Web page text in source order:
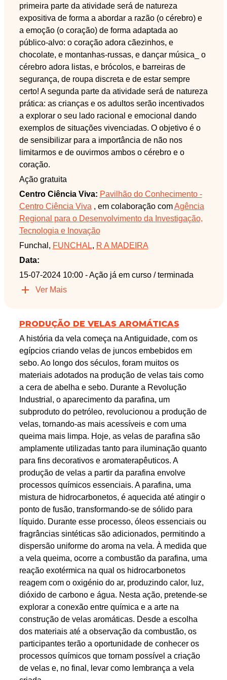
primeira parte da atividade será de natureza
expositiva de forma a abordar a razão (o cérebro) e
a emoção (o coração) de forma adaptada ao
público-alvo: o coração adora cãezinhos, e
chocolate, e montanhas-russas, e dançar música_ o
cérebro adora listas, e brócolos, e barreiras de
segurança, de roupa discreta e de estar sempre
certo! A segunda parte da atividade será de natureza
prática: as crianças e os adultos serão incentivados
a explorar o seu lado racional e emocional dando
exemplos de situações vivenciadas. O objetivo é o
de sensibilizar para a importância de não nos
limitarmos e de ouvirmos ambos o cérebro e o
coração.
Ação gratuita
Centro Ciência Viva: Pavilhão do Conhecimento -
Centro Ciência Viva , em colaboração comAgência
Regional para o Desenvolvimento da Investigação,
Tecnologia e Inovação
Funchal, FUNCHAL, R A MADEIRA
Data:
15-07-2024 10:00 - Ação já em curso / terminada
Ver Mais
PRODUÇÃO DE VELAS AROMÁTICAS
A história da vela começa na Antiguidade, com os
egípcios criando velas de juncos embebidos em
sebo. Ao longo dos séculos, foram muitos os
materiais adotados na produção de velas tais como
a cera de abelha e sebo. Durante a Revolução
Industrial, o aparecimento da parafina, um
subproduto do petróleo, revolucionou a produção de
velas, tornando-as mais acessíveis e com uma
queima mais limpa. Hoje, as velas de parafina são
amplamente utilizadas tanto para iluminação quanto
para fins decorativos e aromaterapêuticos. A
produção de velas a partir da parafina envolve
processos químicos essenciais. A parafina, uma
mistura de hidrocarbonetos, é aquecida até atingir o
ponto de fusão, transformando-se de sólido para
líquido. Durante esse processo, óleos essenciais ou
fragrâncias sintéticas são adicionados, permitindo a
dispersão uniforme do aroma na vela. À medida que
a vela queima, ocorre a combustão da parafina, uma
reação exotérmica na qual os hidrocarbonetos
reagem com o oxigénio do ar, produzindo calor, luz,
dióxido de carbono e água. Nesta ação, pretende-se
explorar a conexão entre química e a arte na
construção de velas aromáticas. Desde a escolha
dos materiais até a observação da combustão, os
participantes terão a oportunidade de conhecer os
processos químicos que tornam possível a criação
de velas e, no final, levar como lembrança a vela